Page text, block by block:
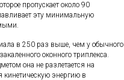
пропускает около 90
эту минимальную
в 250 раз выше, чем у обычного
оконного триплекса.
она не разлетается на
кинетическую энергию в